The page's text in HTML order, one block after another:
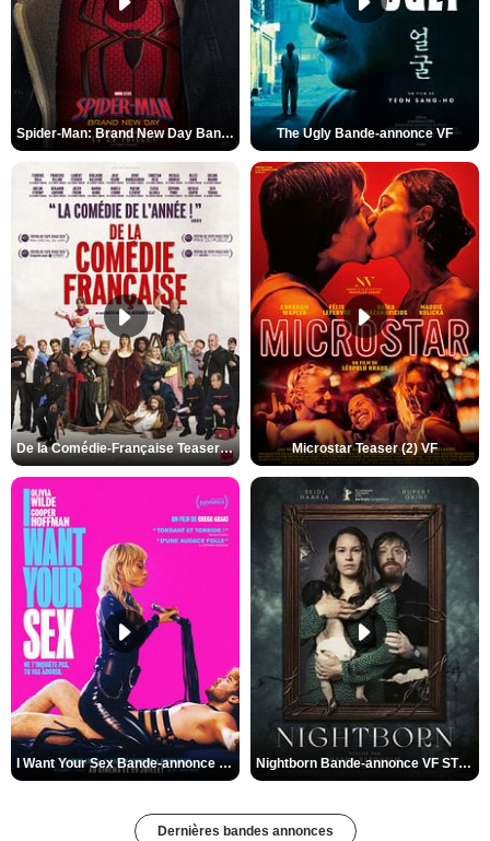
Spider-Man: Brand New Day Bande-annonce (3) VO STFR The Ugly Bande-annonce VF
De la Comédie-Française Teaser (3) VF Microstar Teaser (2) VF
I Want Your Sex Bande-annonce VF Nightborn Bande-annonce VF STFR
Dernières bandes annonces